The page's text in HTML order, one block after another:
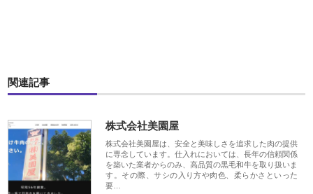
関連記事
株式会社美園屋
株式会社美園屋は、安全と美味しさを追求した肉の提供
に専念しています。仕入れにおいては、長年の信頼関係
を築いた業者からのみ、高品質の黒毛和牛を取り扱いま
す。その際、サシの入り方や肉色、柔らかさといった
要…